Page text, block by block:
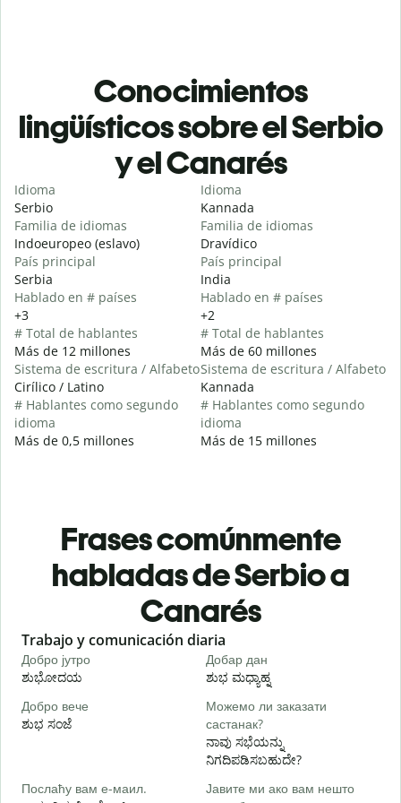
Conocimientos
lingüísticos sobre el Serbio
y el Canarés
Idioma
Serbio
Familia de idiomas
Indoeuropeo (eslavo)
País principal
Serbia
Hablado en # países
+3
# Total de hablantes
Más de 12 millones
Sistema de escritura / Alfabeto
Cirílico / Latino
# Hablantes como segundo
idioma
Más de 0,5 millones
Idioma
Kannada
Familia de idiomas
Dravídico
País principal
India
Hablado en # países
+2
# Total de hablantes
Más de 60 millones
Sistema de escritura / Alfabeto
Kannada
# Hablantes como segundo
idioma
Más de 15 millones
Frases comúnmente
habladas de Serbio a
Canarés
Slide 1 of 6
Trabajo y comunicación diaria
Добро јутро
ಶುಭೋದಯ
Добар дан
ಶುಭ ಮಧ್ಯಾಹ್ನ
Добро вече
ಶುಭ ಸಂಜೆ
Можемо ли заказати
састанак?
ನಾವು ಸಭೆಯನ್ನು
ನಿಗದಿಪಡಿಸಬಹುದೇ?
Послаћу вам е-маил.
Јавите ми ако вам нешто